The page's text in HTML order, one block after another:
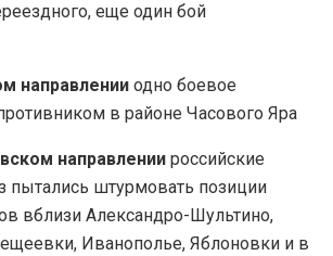
еще один бой
направлении одно боевое
в районе Часового Яра
направлении российские
пытались штурмовать позиции
вблизи Александро-Шультино,
Иванополье, Яблоновки и в